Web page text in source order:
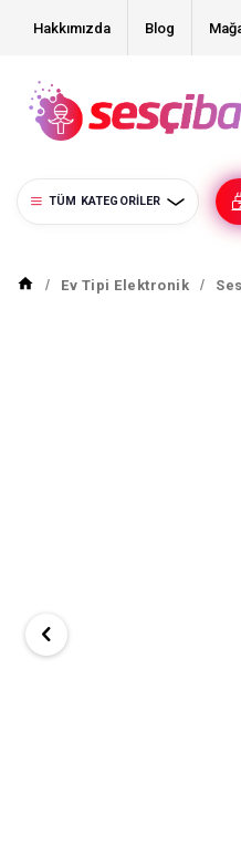
Hakkımızda Blog
TÜM KATEGORILER
Ev Tipi Elektronik